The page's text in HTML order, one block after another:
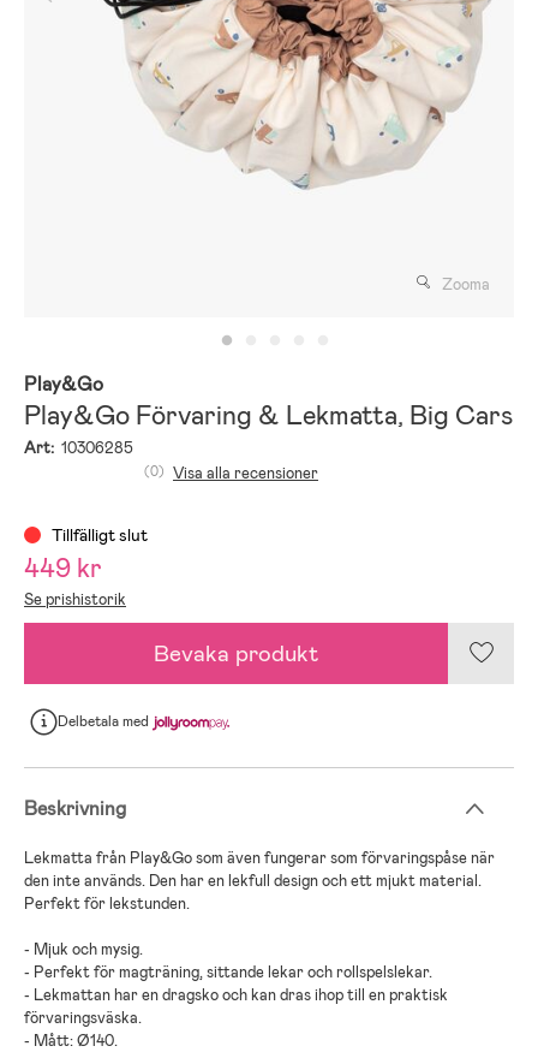
Zooma
Play&Go
Play&Go Förvaring & Lekmatta, Big Cars
Art: 10306285
(0) Visa alla recensioner
Tillfälligt slut
449 kr
Se prishistorik
Bevaka produkt
Delbetalamed
Beskrivning
Lekmatta från Play&Go som även fungerar som förvaringspåse när
den inte används. Den har en lekfull design och ett mjukt material.
Perfekt för lekstunden.
- Mjuk och mysig.
- Perfekt för magträning, sittande lekar och rollspelslekar.
- Lekmattan har en dragsko och kan dras ihop till en praktisk
förvaringsväska.
- Mått: Ø140.